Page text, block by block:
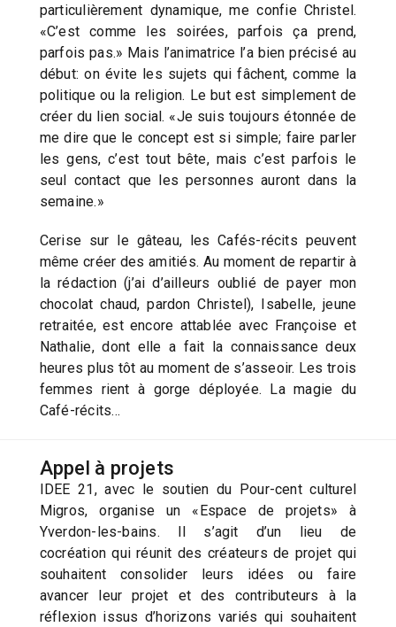
particulièrement dynamique, me confie Christel.
«C’est comme les soirées, parfois ça prend,
parfois pas.» Mais l’animatrice l’a bien précisé au
début: on évite les sujets qui fâchent, comme la
politique ou la religion. Le but est simplement de
créer du lien social. «Je suis toujours étonnée de
me dire que le concept est si simple; faire parler
les gens, c’est tout bête, mais c’est parfois le
seul contact que les personnes auront dans la
semaine.»
Cerise sur le gâteau, les Cafés-récits peuvent
même créer des amitiés. Au moment de repartir à
la rédaction (j’ai d’ailleurs oublié de payer mon
chocolat chaud, pardon Christel), Isabelle, jeune
retraitée, est encore attablée avec Françoise et
Nathalie, dont elle a fait la connaissance deux
heures plus tôt au moment de s’asseoir. Les trois
femmes rient à gorge déployée. La magie du
Café-récits…
Appel à projets
IDEE 21, avec le soutien du Pour-cent culturel
Migros, organise un «Espace de projets» à
Yverdon-les-bains. Il s’agit d’un lieu de
cocréation qui réunit des créateurs de projet qui
souhaitent consolider leurs idées ou faire
avancer leur projet et des contributeurs à la
réflexion issus d’horizons variés qui souhaitent